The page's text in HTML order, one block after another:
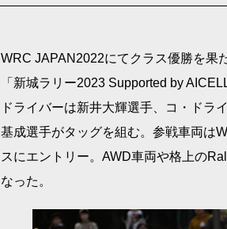
WRC JAPAN2022にてクラス優勝を果
「新城ラリー2023 Supported by
ドライバーは新井大輝選手、コ・ドラ
基成選手がタッグを組む。参戦車両は
スにエントリー。AWD車両や格上の
なった。